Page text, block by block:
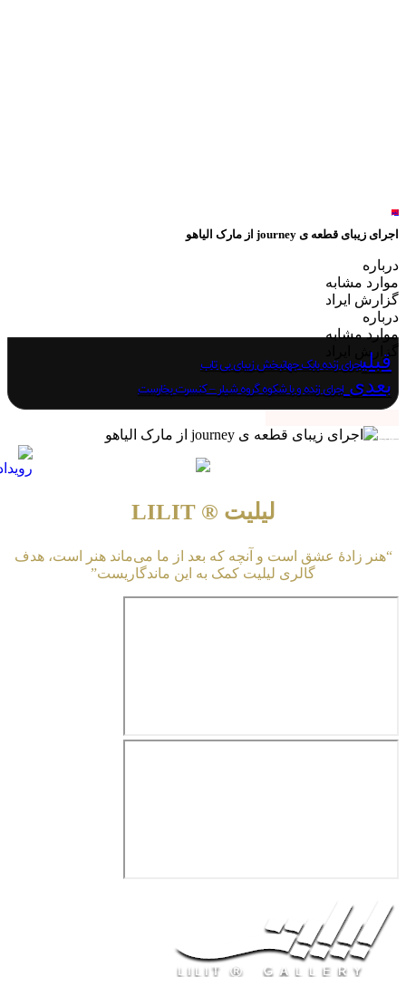
لغو
اجرای زیبای قطعه ی journey از مارک الیاهو
درباره
موارد مشابه
گزارش ایراد
درباره
موارد مشابه
گزارش ایراد
قبلیاجرای زنده بابک جهانبخش زیبای بی تاب
بعدی اجرای زنده و با شکوه گروه شیلر – کنسرت بخارست
لیلیت ® LILIT
“هنر زادهٔ عشق است و آنچه که بعد از ما می‌ماند هنر است، هدف
گالری لیلیت کمک به این ماندگاریست”